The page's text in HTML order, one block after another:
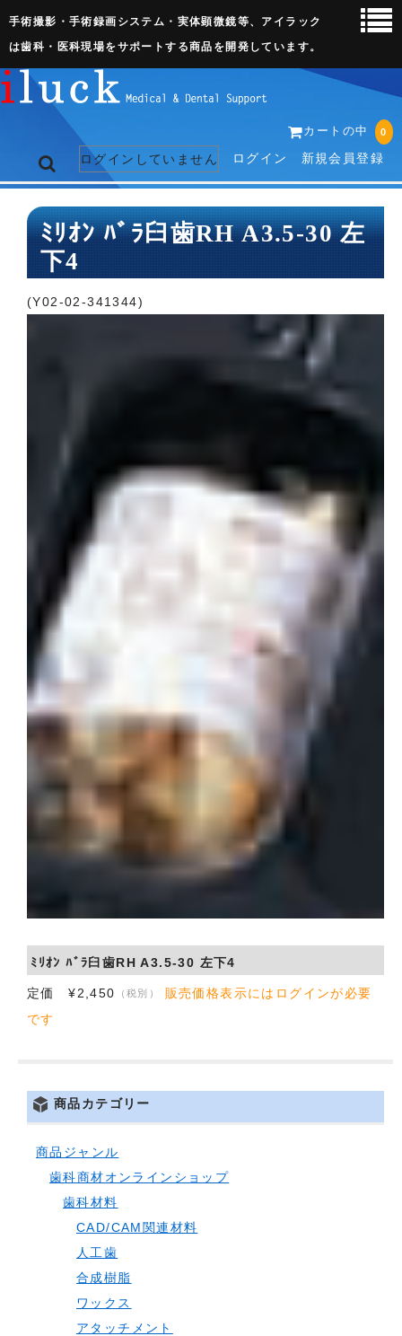
手術撮影・手術録画システム・実体顕微鏡等、アイラック
は歯科・医科現場をサポートする商品を開発しています。
カートの中 0
ログインしていません ログイン 新規会員登録
トップページ
ネット販売ページ
歯科関連機器
ﾐﾘｵﾝ ﾊﾞﾗ臼歯RH A3.5-30 左
下4
(Y02-02-341344)
ﾐﾘｵﾝ ﾊﾞﾗ臼歯RH A3.5-30 左下4
定価 ¥2,450 （税別）
販売価格表示にはログインが必要
です
商品カテゴリー
商品ジャンル
歯科商材オンラインショップ
歯科材料
CAD/CAM関連材料
人工歯
合成樹脂
ワックス
アタッチメント